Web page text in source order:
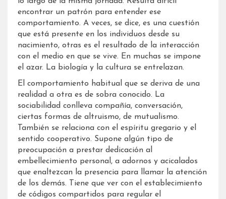
encontrar un patrón para entender ese
comportamiento. A veces, se dice, es una cuestión
que está presente en los individuos desde su
nacimiento, otras es el resultado de la interacción
con el medio en que se vive. En muchas se impone
el azar. La biología y la cultura se entrelazan.
El comportamiento habitual que se deriva de una
realidad a otra es de sobra conocido. La
sociabilidad conlleva compañía, conversación,
ciertas formas de altruismo, de mutualismo.
También se relaciona con el espíritu gregario y el
sentido cooperativo. Supone algún tipo de
preocupación a prestar dedicación al
embellecimiento personal, a adornos y acicalados
que enaltezcan la presencia para llamar la atención
de los demás. Tiene que ver con el establecimiento
de códigos compartidos para regular el